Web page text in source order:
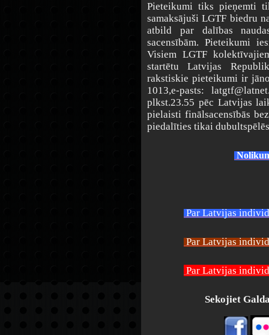
Pieteikumi tiks pieņemti
samaksājuši LGTF biedru
atbild par dalības
sacensībām. Pieteikumi
Visiem LGTF
startētu Latvijas
rakstiskie pieteikumi ir
1013,e-pasts:
plkst.23.55 pēc Latvijas
pielaisti finālsacensībās
piedalīties tikai
Par Latvijas
Par Latvijas
Par Latvijas
Sekojiet